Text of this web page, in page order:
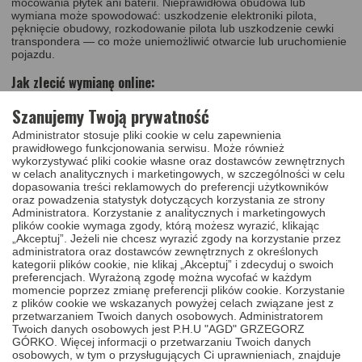
wymiana może spowodować: uszkodzenie elektroniki pilota,
pęknięcie obudowy, rozkodowanie pilota lub uszkodzenie cewki
transpondera — co może uniemożliwić otwarcie lub uruchomienie
pojazdu.
Jak zlecić wymianę online:
Zamów usługę wymiany w sklepie.
Wybierz dogodną formę dostawy i płatności. Możesz
zamówić odbiór przesyłki z domu lub firmy.
Zapakuj uszkodzoną kartę i przekaż kurierowi.
Jeśli nie znalazłeś obudowy do swojego modelu —
skontaktuj się z nami.
Czas realizacji i gwarancja:
wymiana obudowy wraz z docięciem grotu – zazwyczaj 1
dzień roboczy, czas realizacji liczony jest od momentu
otrzymania karty w naszym serwisie,
z uwzględnieniem wysyłki: zwykle do 3 dni roboczych,
gwarancja: 12 miesięcy na obudowę i wymianę wykonane w
naszym serwisie.
Szanujemy Twoją prywatność
Administrator stosuje pliki cookie w celu zapewnienia
prawidłowego funkcjonowania serwisu. Może również
wykorzystywać pliki cookie własne oraz dostawców zewnętrznych
w celach analitycznych i marketingowych, w szczególności w celu
dopasowania treści reklamowych do preferencji użytkowników
oraz powadzenia statystyk dotyczących korzystania ze strony
Administratora. Korzystanie z analitycznych i marketingowych
plików cookie wymaga zgody, którą możesz wyrazić, klikając
„Akceptuj”. Jeżeli nie chcesz wyrazić zgody na korzystanie przez
administratora oraz dostawców zewnętrznych z określonych
kategorii plików cookie, nie klikaj „Akceptuj” i zdecyduj o swoich
preferencjach. Wyrażoną zgodę można wycofać w każdym
momencie poprzez zmianę preferencji plików cookie. Korzystanie
z plików cookie we wskazanych powyżej celach związane jest z
przetwarzaniem Twoich danych osobowych. Administratorem
Twoich danych osobowych jest P.H.U "AGD" GRZEGORZ
GÓRKO. Więcej informacji o przetwarzaniu Twoich danych
osobowych, w tym o przysługujących Ci uprawnieniach, znajduje